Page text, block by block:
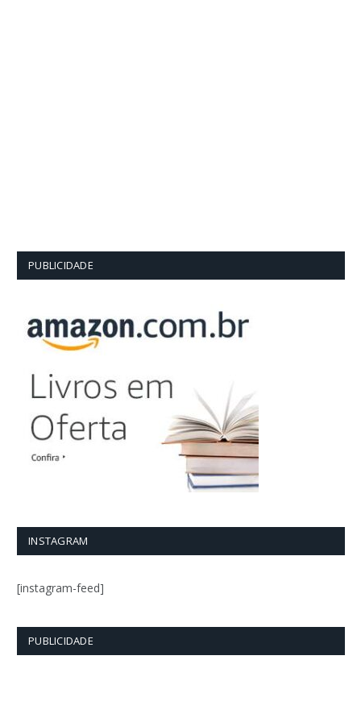
PUBLICIDADE
INSTAGRAM
[instagram-feed]
PUBLICIDADE